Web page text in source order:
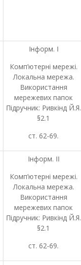
Інформ. І
Комп’ютерні мережі.
Локальна мережа.
Використання
мережевих папок
Підручник: Ривкінд Й.Я.
§2.1
ст. 62-69.
Інформ. ІІ
Комп’ютерні мережі.
Локальна мережа.
Використання
мережевих папок
Підручник: Ривкінд Й.Я.
§2.1
ст. 62-69.